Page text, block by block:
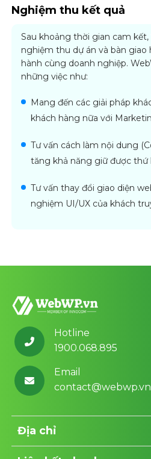
Nghiệm thu kết quả
Sau khoảng thời gian cam
nghiệm thu dự án và bàn giao
hành cùng doanh nghiệp.
những việc như:
Mang đến các giải pháp
khách hàng nữa với
Tư vấn cách làm nội dung
tăng khả năng giữ được thứ
Tư vấn thay đổi giao diện
nghiệm UI/UX của khách
Hotline
1900.068.895
Email
contact@webwp.vn
Địa chỉ